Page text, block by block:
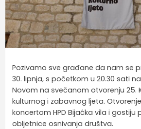
Pozivamo sve građane da nam se
30. lipnja, s početkom u 20.30 sati
Novom na svečanom otvorenju 25.
kulturnog i zabavnog ljeta.
koncertom HPD Bijaćka vila i gostiju
obljetnice osnivanja društva.